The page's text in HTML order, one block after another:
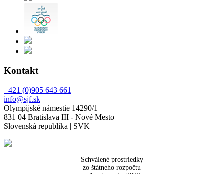
Kontakt
+421 (0)905 643 661
info@sjf.sk
Olympijské námestie 14290/1
831 04 Bratislava III - Nové Mesto
Slovenská republika | SVK
Schválené prostriedky
zo štátneho rozpočtu